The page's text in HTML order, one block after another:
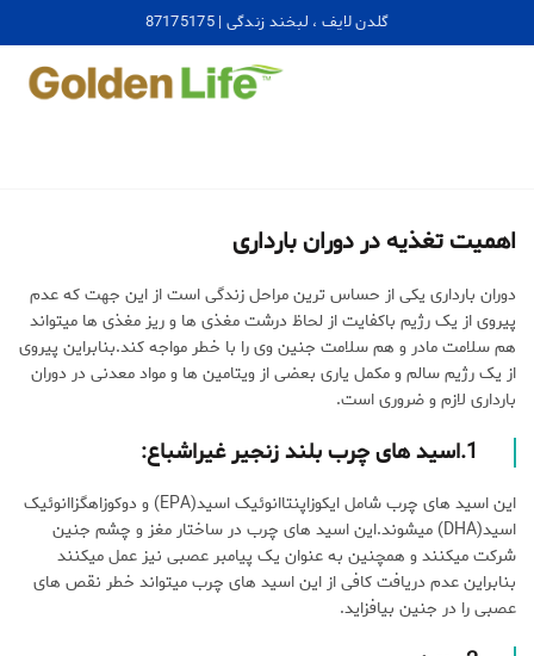
گلدن لایف ، لبخند زندگی | 87175175
اهمیت تغذیه در دوران بارداری
دوران بارداری یکی از حساس ترین مراحل زندگی است از این جهت که عدم
پیروی از یک رژیم باکفایت از لحاظ درشت مغذی ها و ریز مغذی ها میتواند
هم سلامت مادر و هم سلامت جنین وی را با خطر مواجه کند.بنابراین پیروی
از یک رژیم سالم و مکمل یاری بعضی از ویتامین ها و مواد معدنی در دوران
بارداری لازم و ضروری است.
1. اسید های چرب بلند زنجیر غیراشباع:
این اسید های چرب شامل ایکوزاپنتاانوئیک اسید(EPA) و دوکوزاهگزاانوئیک
اسید(DHA) میشوند.این اسید های چرب در ساختار مغز و چشم جنین
شرکت میکنند و همچنین به عنوان یک پیامبر عصبی نیز عمل میکنند
بنابراین عدم دریافت کافی از این اسید های چرب میتواند خطر نقص های
عصبی را در جنین بیافزاید.